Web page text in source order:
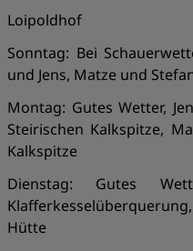
Loipoldhof
Sonntag: Bei
und Jens, Matze und
Montag: Gutes Wetter,
Steirischen Kalkspitze,
Kalkspitze
Dienstag: Gutes
Hütte